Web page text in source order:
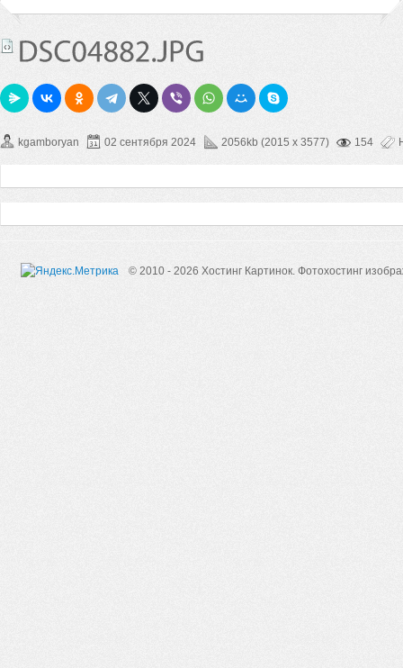
kgamboryan 02 сентября 2024 2056kb (2015 x 3577) 154
© 2010 - 2026 Хостинг Картинок. Фотохостинг